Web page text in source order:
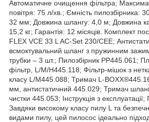
Автоматичне очищення фільтра;
повітря: 75 л/хв.; Ємність пилозбірника:
32 мм; Довжина шлангу: 4,0 м; Довжина
15,2 кг; Гарантія: 12 місяців. Комплект
FLEX VCE 33 L AC-Set 230/CEE;
всмоктувальний шланг з пружинним
трубки – 3 шт.; Пилозбірник PP445.061;
фільтр, L/M/H445.118; Фільтр-мішок з
класу L/M445.088; Тримач L-
мм, антистатичний 445.029; Тримач
чистки 445.053; Інструкція з експлуатації;
Завдяки високому класу пилу L та
видами пилу, цей пилосос ідеально